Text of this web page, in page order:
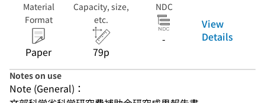
Material
Format
Paper
Capacity, size,
etc.
79p
NDC
-
View
Details
Notes on use
Note (General)：